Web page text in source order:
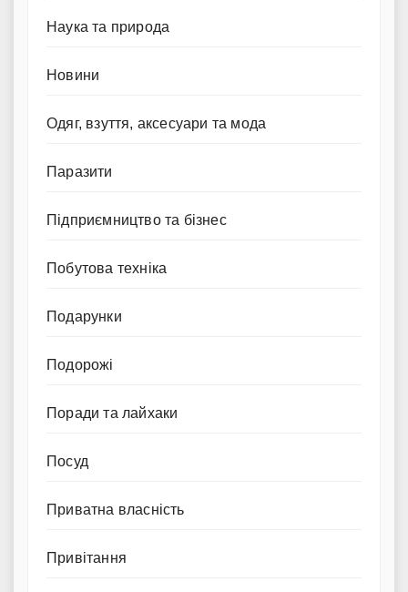
Наука та природа
Новини
Одяг, взуття, аксесуари та мода
Паразити
Підприємництво та бізнес
Побутова техніка
Подарунки
Подорожі
Поради та лайхаки
Посуд
Приватна власність
Привітання